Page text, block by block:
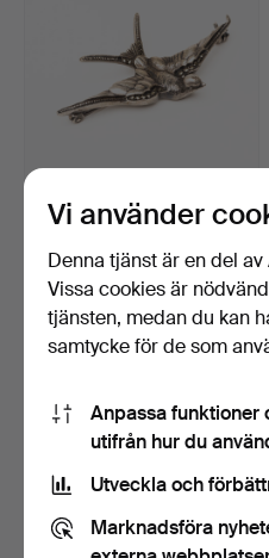
BROSCH, silver och
markasiter, silver, Sva…
Klubbades 29 mar 2025
1 bud
37 USD
Vi använder
Denna tjänst är en del
Vissa cookies är
tjänsten, medan du kan
samtycke för de som
Anpassa funktioner
utifrån hur du
Utveckla och
Marknadsföra